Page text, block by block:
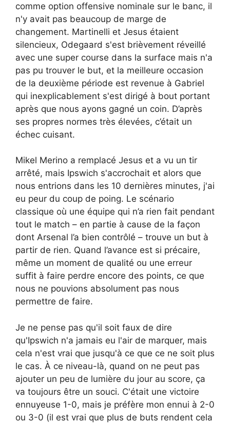
comme option offensive nominale sur le banc, il
n'y avait pas beaucoup de marge de
changement. Martinelli et Jesus étaient
silencieux, Odegaard s'est brièvement réveillé
avec une super course dans la surface mais n'a
pas pu trouver le but, et la meilleure occasion
de la deuxième période est revenue à Gabriel
qui inexplicablement s'est dirigé à bout portant
après que nous ayons gagné un coin. D’après
ses propres normes très élevées, c’était un
échec cuisant.
Mikel Merino a remplacé Jesus et a vu un tir
arrêté, mais Ipswich s'accrochait et alors que
nous entrions dans les 10 dernières minutes, j'ai
eu peur du coup de poing. Le scénario
classique où une équipe qui n’a rien fait pendant
tout le match – en partie à cause de la façon
dont Arsenal l’a bien contrôlé – trouve un but à
partir de rien. Quand l’avance est si précaire,
même un moment de qualité ou une erreur
suffit à faire perdre encore des points, ce que
nous ne pouvions absolument pas nous
permettre de faire.
Je ne pense pas qu'il soit faux de dire
qu'Ipswich n'a jamais eu l'air de marquer, mais
cela n'est vrai que jusqu'à ce que ce ne soit plus
le cas. À ce niveau-là, quand on ne peut pas
ajouter un peu de lumière du jour au score, ça
va toujours être un souci. C'était une victoire
ennuyeuse 1-0, mais je préfère mon ennui à 2-0
ou 3-0 (il est vrai que plus de buts rendent cela